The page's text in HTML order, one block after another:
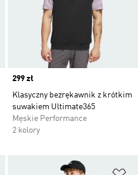
Price
299 zł
Klasyczny bezrękawnik z krótkim
suwakiem Ultimate365
Męskie Performance
2 kolory
Dodaj do listy życzeń